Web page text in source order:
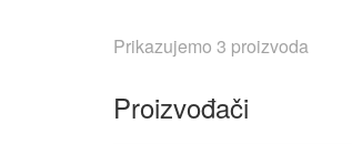
Prikazujemo 3 proizvoda
Proizvođači